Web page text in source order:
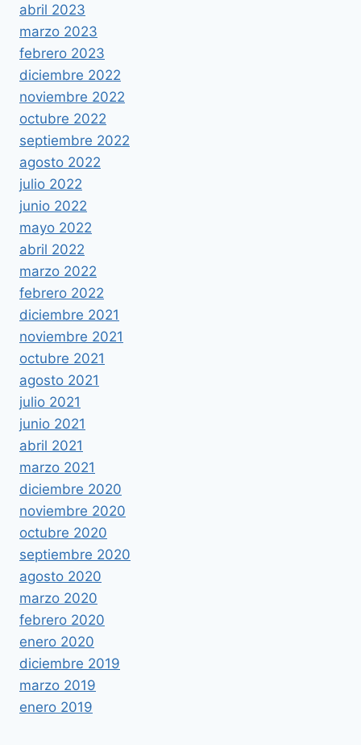
abril 2023
marzo 2023
febrero 2023
diciembre 2022
noviembre 2022
octubre 2022
septiembre 2022
agosto 2022
julio 2022
junio 2022
mayo 2022
abril 2022
marzo 2022
febrero 2022
diciembre 2021
noviembre 2021
octubre 2021
agosto 2021
julio 2021
junio 2021
abril 2021
marzo 2021
diciembre 2020
noviembre 2020
octubre 2020
septiembre 2020
agosto 2020
marzo 2020
febrero 2020
enero 2020
diciembre 2019
marzo 2019
enero 2019